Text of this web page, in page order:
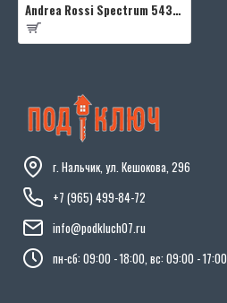
Andrea Rossi Spectrum 54333-15
г. Нальчик, ул. Кешокова, 296
+7 (965) 499-84-72
info@podkluch07.ru
пн-сб: 09:00 - 18:00, вс: 09:00 - 17:00